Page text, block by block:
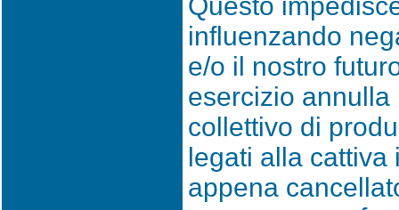
influenzando
e/o il nostro
esercizio annulla
collettivo di
legati alla cattiva
appena